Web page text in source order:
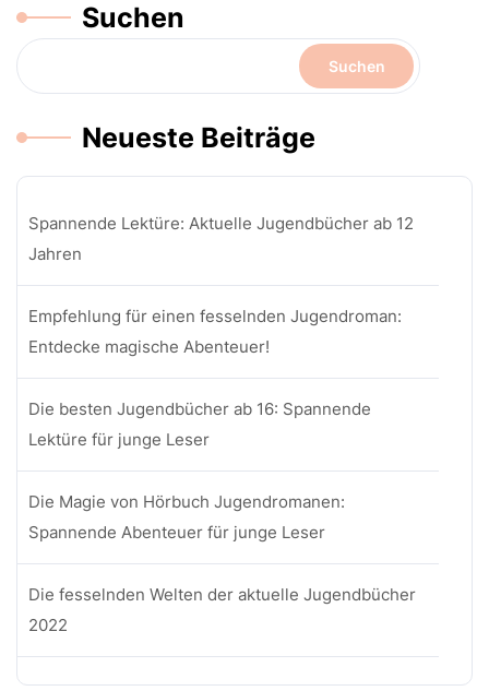
Suchen
Suchen
Neueste Beiträge
Spannende Lektüre: Aktuelle Jugendbücher ab 12
Jahren
Empfehlung für einen fesselnden Jugendroman:
Entdecke magische Abenteuer!
Die besten Jugendbücher ab 16: Spannende
Lektüre für junge Leser
Die Magie von Hörbuch Jugendromanen:
Spannende Abenteuer für junge Leser
Die fesselnden Welten der aktuelle Jugendbücher
2022